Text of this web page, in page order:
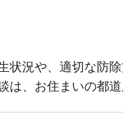
状況や、適切な防
は、お住まいの都